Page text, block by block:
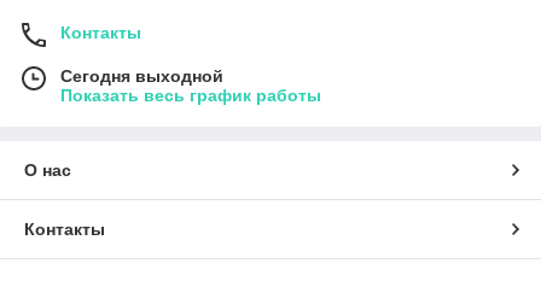
Контакты
Сегодня выходной
Показать весь график работы
О нас
Контакты